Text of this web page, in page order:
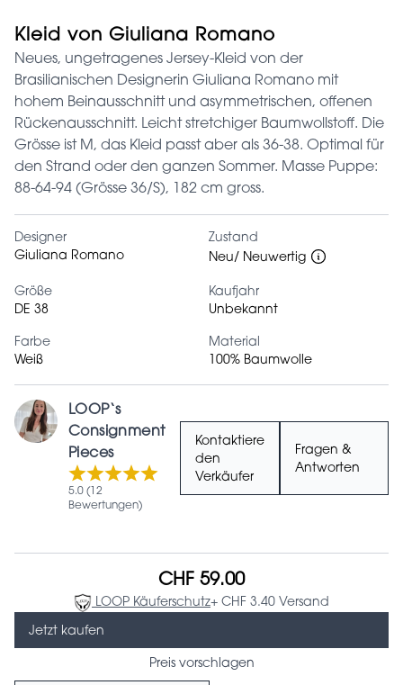
Kleid von Giuliana Romano
Neues, ungetragenes Jersey-Kleid von der
Brasilianischen Designerin Giuliana Romano mit
hohem Beinausschnitt und asymmetrischen, offenen
Rückenausschnitt. Leicht stretchiger Baumwollstoff. Die
Grösse ist M, das Kleid passt aber als 36-38. Optimal für
den Strand oder den ganzen Sommer. Masse Puppe:
88-64-94 (Grösse 36/S), 182 cm gross.
Designer
Giuliana Romano
Zustand
Neu/ Neuwertig
Größe
DE 38
Kaufjahr
Unbekannt
Farbe
Weiß
Material
100% Baumwolle
LOOP‘s
Consignment
Pieces
5.0 (12
Bewertungen)
Kontaktiere
den
Verkäufer
Fragen &
Antworten
CHF 59.00
LOOP Käuferschutz+ CHF 3.40 Versand
Jetzt kaufen
Preis vorschlagen